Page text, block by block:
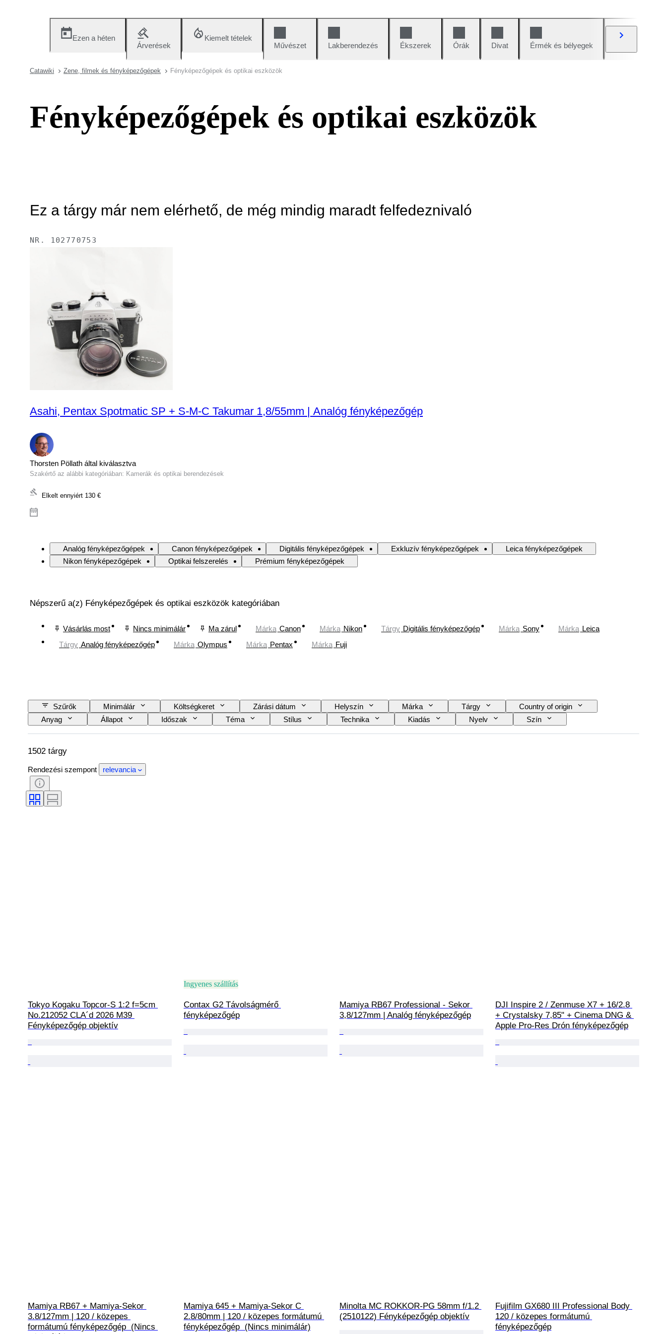
Ezen a héten
Árverések
Kiemelt tételek
Művészet
Lakberendezés Ékszerek Órák Divat Érmék és bélyegek
Catawiki Zene, filmek és fényképezőgépek Fényképezőgépek és optikai eszközök
Fényképezőgépek és optikai eszközök
Ez a tárgy már nem elérhető, de még mindig maradt felfedeznivaló
NR. 102770753
Asahi, Pentax Spotmatic SP + S-M-C Takumar 1,8/55mm | Analóg fényképezőgép
Thorsten Pöllath által kiválasztva
Szakértő az alábbi kategóriában: Kamerák és optikai berendezések
Elkelt ennyiért 130 €
Analóg fényképezőgépek Canon fényképezőgépek Digitális fényképezőgépek Exkluzív fényképezőgépek
Leica fényképezőgépek
Nikon fényképezőgépek
Optikai felszerelés Prémium fényképezőgépek
Népszerű a(z) Fényképezőgépek és optikai eszközök kategóriában
Vásárlás most Nincs minimálár Ma zárul Márka Canon Márka Nikon Tárgy Digitális fényképezőgép Márka Sony Márka Leica
Tárgy Analóg fényképezőgép Márka Olympus Márka Pentax Márka Fuji
Szűrők Minimálár Költségkeret Zárási dátum Helyszín Márka Tárgy
Country of origin
Anyag
Állapot Időszak Téma Stílus Technika Kiadás Nyelv
Szín
Objektívtartó
Videofelvevő típusa Mikroszkóp típusa Távcső típusa Teleszkóp típusa
Videokamera típusa
1502 tárgy
Rendezési szempont relevancia
Tokyo Kogaku Topcor-S 1:2 f=5cm
No.212052 CLA´d 2026 M39
Fényképezőgép objektív
Ingyenes szállítás
Contax G2 Távolságmérő
fényképezőgép
Mamiya RB67 Professional - Sekor
3,8/127mm | Analóg fényképezőgép
DJI Inspire 2 / Zenmuse X7 + 16/2.8
+ Crystalsky 7,85" + Cinema DNG &
Apple Pro-Res Drón fényképezőgép
Mamiya RB67 + Mamiya-Sekor
3.8/127mm | 120 / közepes
formátumú fényképezőgép  (Nincs
Mamiya 645 + Mamiya-Sekor C
2.8/80mm | 120 / közepes formátumú
fényképezőgép  (Nincs minimálár)
Minolta MC ROKKOR-PG 58mm f/1.2
(2510122) Fényképezőgép objektív
Fujifilm GX680 III Professional Body
120 / közepes formátumú
fényképezőgép